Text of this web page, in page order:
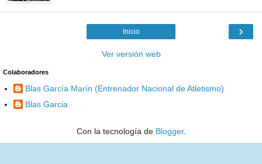
›
Inicio
Ver versión web
Colaboradores
Blas García Marín (Entrenador Nacional de Atletismo)
Blas Garcia
Con la tecnología de Blogger.